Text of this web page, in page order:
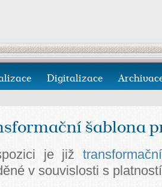
Digitalizace
šablona
je již
v souvislosti s